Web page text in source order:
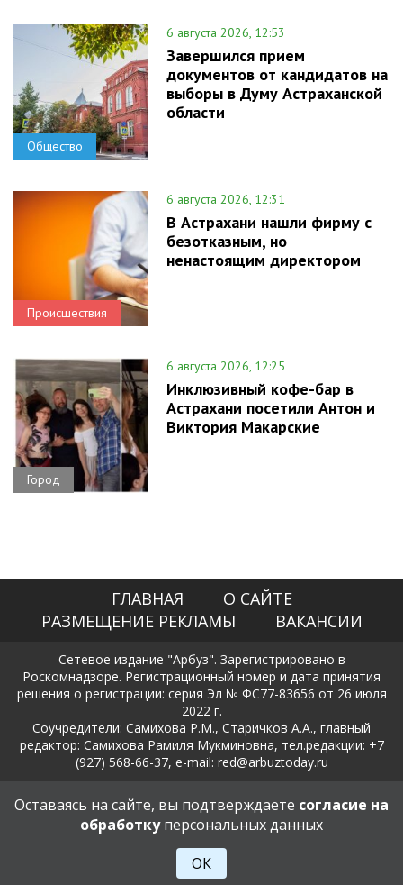
Общество
6 августа 2026, 12:53
Завершился прием
документов от кандидатов на
выборы в Думу Астраханской
области
Происшествия
6 августа 2026, 12:31
В Астрахани нашли фирму с
безотказным, но
ненастоящим директором
Город
6 августа 2026, 12:25
Инклюзивный кофе-бар в
Астрахани посетили Антон и
Виктория Макарские
ГЛАВНАЯ
О САЙТЕ
РАЗМЕЩЕНИЕ РЕКЛАМЫ
ВАКАНСИИ
Сетевое издание "Арбуз". Зарегистрировано в
Роскомнадзоре. Регистрационный номер и дата принятия
решения о регистрации: серия Эл № ФС77-83656 от 26 июля
2022 г.
Соучредители: Самихова Р.М., Старичков А.А., главный
редактор: Самихова Рамиля Мукминовна, тел.редакции: +7
(927) 568-66-37, e-mail: red@arbuztoday.ru
Политика в отношении обработки и защиты персональных
данных
18+
Оставаясь на сайте, вы подтверждаете согласие на
обработкуперсональных данных
ОК